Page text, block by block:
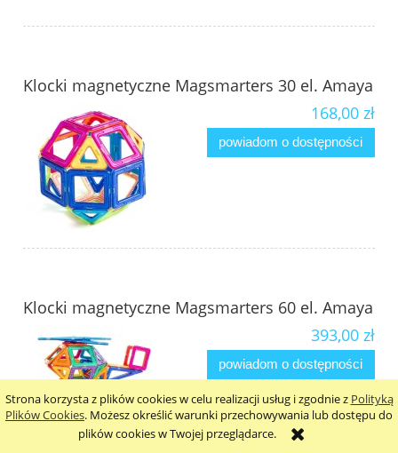
Strona korzysta z plików cookies w celu realizacji usług i zgodnie z Polityką
Plików Cookies. Możesz określić warunki przechowywania lub dostępu do
plików cookies w Twojej przeglądarce.
Klocki magnetyczne Magsmarters 30 el. Amaya
168,00 zł
powiadom o dostępności
Klocki magnetyczne Magsmarters 60 el. Amaya
393,00 zł
powiadom o dostępności